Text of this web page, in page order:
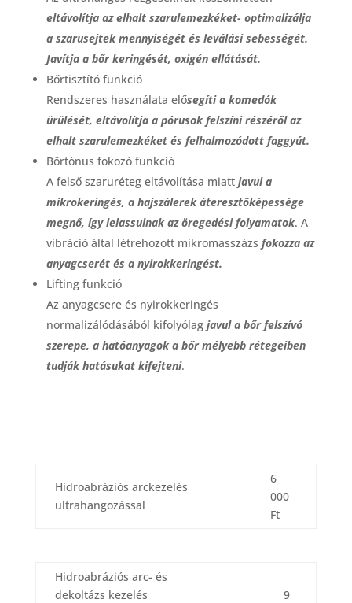
eltávolítja az elhalt szarulemezkéket- optimalizálja
a szarusejtek mennyiségét és leválási sebességét.
Javítja a bőr keringését, oxigén ellátását.
Bőrtisztító funkció
Rendszeres használata elősegíti a komedók
ürülését, eltávolítja a pórusok felszíni részéről az
elhalt szarulemezkéket és felhalmozódott faggyút.
Bőrtónus fokozó funkció
A felső szaruréteg eltávolítása miattjavul a
mikrokeringés, a hajszálerek áteresztőképessége
megnő, így lelassulnak az öregedési folyamatok. A
vibráció által létrehozott mikromasszázs fokozza az
anyagcserét és a nyirokkeringést.
Lifting funkció
Az anyagcsere és nyirokkeringés
normalizálódásából kifolyólagjavul a bőr felszívó
szerepe, a hatóanyagok a bőr mélyebb rétegeiben
tudják hatásukat kifejteni.
Hidroabráziós arckezelés
ultrahangozással
6
000
Ft
Hidroabráziós arc- és
dekoltázs kezelés
9